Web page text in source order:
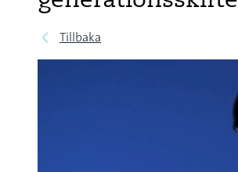
Tillbaka